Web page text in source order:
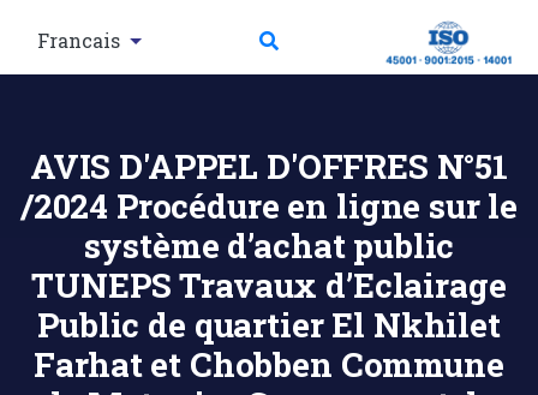
Francais
AVIS D'APPEL D'OFFRES N°51
/2024 Procédure en ligne sur le
système d’achat public
TUNEPS Travaux d’Eclairage
Public de quartier El Nkhilet
Farhat et Chobben Commune